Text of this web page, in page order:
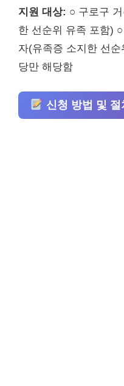
지원 대상: ○ 구로구
한 선순위 유족 포함)
자(유족증 소지한 선
당만 해당함
신청 방법 및 절